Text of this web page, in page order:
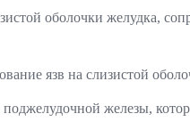
оболочки желудка,
язв на слизистой
поджелудочной железы,